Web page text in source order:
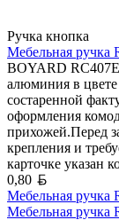
Ручка кнопка
Мебельная ручка
BOYARD
алюминия в цвете
состаренной
оформления
прихожей.Перед
крепления и
карточке указан
0,80
Мебельная ручка
Мебельная ручка